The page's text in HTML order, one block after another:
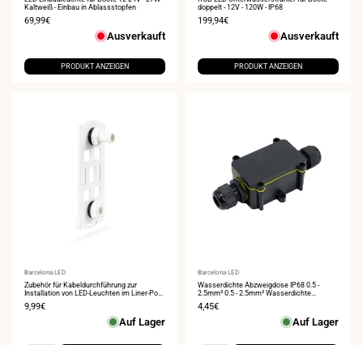
Kaltweiß - Einbau in Ablassstopfen
Verkaufspreis
69,99€
Ausverkauft
PRODUKT ANZEIGEN
doppelt - 12V - 120W - IP68
Verkaufspreis
199,94€
Ausverkauft
PRODUKT ANZEIGEN
Anbieter:
Barcelona LED
Zubehör für Kabeldurchführung zur
Installation von LED-Leuchten im Liner-Pool
Verkaufspreis
9,99€
Auf Lager
Anbieter:
Barcelona LED
Wasserdichte Abzweigdose IP68 0.5 -
2.5mm² 0.5 - 2.5mm² Wasserdichte
Verkaufspreis
4,45€
Auf Lager